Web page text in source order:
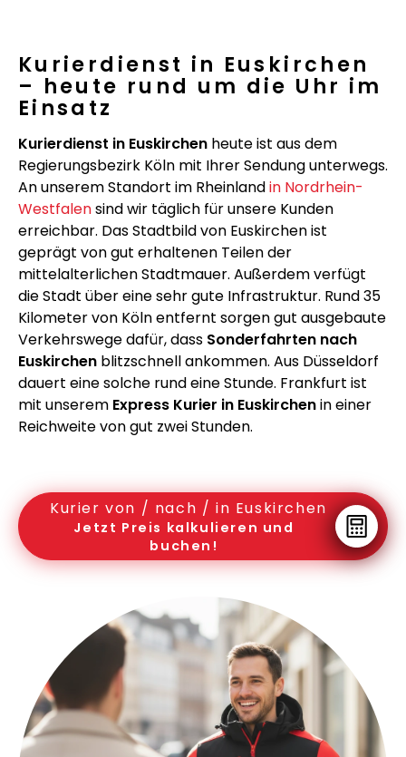
Kurierdienst in Euskirchen
– heute rund um die Uhr im
Einsatz
Kurierdienst in Euskirchen heute ist aus dem
Regierungsbezirk Köln mit Ihrer Sendung unterwegs.
An unserem Standort im Rheinlandin Nordrhein-
Westfalensind wir täglich für unsere Kunden
erreichbar. Das Stadtbild von Euskirchen ist
geprägt von gut erhaltenen Teilen der
mittelalterlichen Stadtmauer. Außerdem verfügt
die Stadt über eine sehr gute Infrastruktur. Rund 35
Kilometer von Köln entfernt sorgen gut ausgebaute
Verkehrswege dafür, dass Sonderfahrten nach
Euskirchen blitzschnell ankommen. Aus Düsseldorf
dauert eine solche rund eine Stunde. Frankfurt ist
mit unserem Express Kurier in Euskirchenin einer
Reichweite von gut zwei Stunden.
Kurier von / nach / in Euskirchen
Jetzt Preis kalkulieren und
buchen!